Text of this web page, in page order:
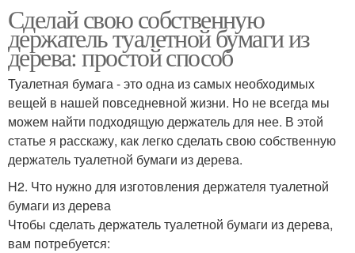
Сделай свою собственную
держатель туалетной бумаги из
дерева: простой способ
Туалетная бумага - это одна из самых необходимых
вещей в нашей повседневной жизни. Но не всегда мы
можем найти подходящую держатель для нее. В этой
статье я расскажу, как легко сделать свою собственную
держатель туалетной бумаги из дерева.
H2. Что нужно для изготовления держателя туалетной
бумаги из дерева
Чтобы сделать держатель туалетной бумаги из дерева,
вам потребуется: